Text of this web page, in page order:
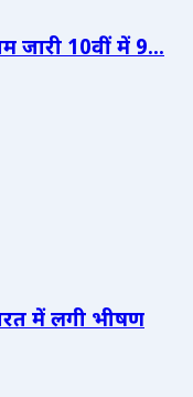
जारी 10वीं में 9...
में लगी भीषण